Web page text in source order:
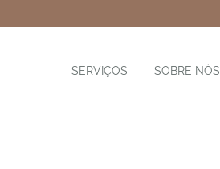
SERVIÇOS SOBRE NÓS